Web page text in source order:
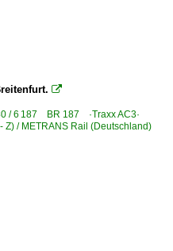
München 2013
| Mittelwagen
Zwischenwagen
Züge für besondere Zwecke

/ 6 187 BR 187 ·Traxx AC3·
Z) / METRANS Rail (Deutschland)